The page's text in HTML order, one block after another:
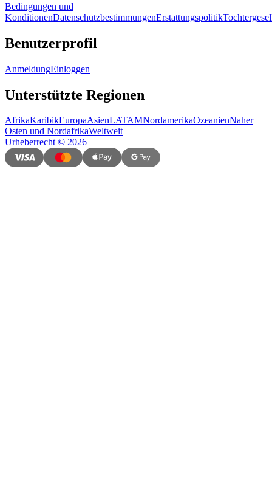
Bedingungen und
KonditionenDatenschutzbestimmungenErstattungspolitik
Benutzerprofil
AnmeldungEinloggen
Unterstützte Regionen
AfrikaKaribikEuropaAsienLATAMNordamerikaOzeanienNaher
Osten und NordafrikaWeltweit
Urheberrecht© 2026